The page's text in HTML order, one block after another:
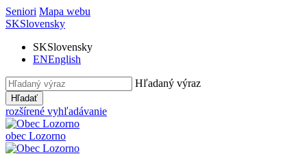
Seniori Mapa webu
SKSlovensky
SKSlovensky
ENEnglish
Hľadaný výraz
Hľadať
rozšírené vyhľadávanie
obec Lozorno